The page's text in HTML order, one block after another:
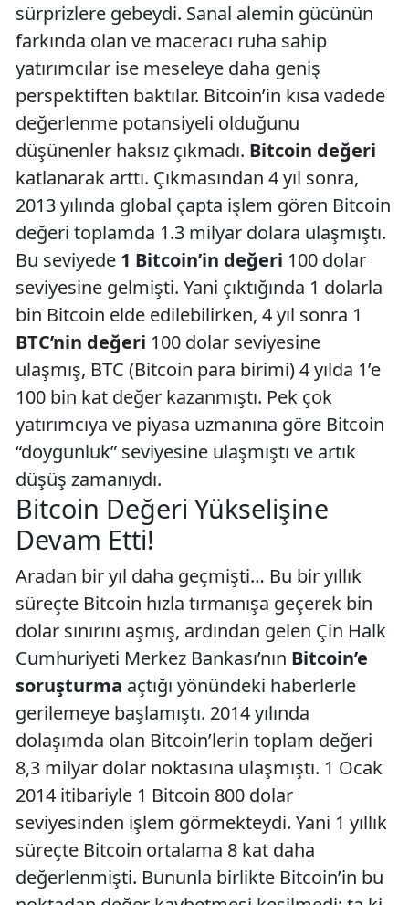
sürprizlere gebeydi. Sanal alemin gücünün
farkında olan ve maceracı ruha sahip
yatırımcılar ise meseleye daha geniş
perspektiften baktılar. Bitcoin’in kısa vadede
değerlenme potansiyeli olduğunu
düşünenler haksız çıkmadı. Bitcoin değeri
katlanarak arttı. Çıkmasından 4 yıl sonra,
2013 yılında global çapta işlem gören Bitcoin
değeri toplamda 1.3 milyar dolara ulaşmıştı.
Bu seviyede 1 Bitcoin’in değeri 100 dolar
seviyesine gelmişti. Yani çıktığında 1 dolarla
bin Bitcoin elde edilebilirken, 4 yıl sonra 1
BTC’nin değeri 100 dolar seviyesine
ulaşmış, BTC (Bitcoin para birimi) 4 yılda 1’e
100 bin kat değer kazanmıştı. Pek çok
yatırımcıya ve piyasa uzmanına göre Bitcoin
“doygunluk” seviyesine ulaşmıştı ve artık
düşüş zamanıydı.
Bitcoin Değeri Yükselişine
Devam Etti!
Aradan bir yıl daha geçmişti… Bu bir yıllık
süreçte Bitcoin hızla tırmanışa geçerek bin
dolar sınırını aşmış, ardından gelen Çin Halk
Cumhuriyeti Merkez Bankası’nın Bitcoin’e
soruşturma açtığı yönündeki haberlerle
gerilemeye başlamıştı. 2014 yılında
dolaşımda olan Bitcoin’lerin toplam değeri
8,3 milyar dolar noktasına ulaşmıştı. 1 Ocak
2014 itibariyle 1 Bitcoin 800 dolar
seviyesinden işlem görmekteydi. Yani 1 yıllık
süreçte Bitcoin ortalama 8 kat daha
değerlenmişti. Bununla birlikte Bitcoin’in bu